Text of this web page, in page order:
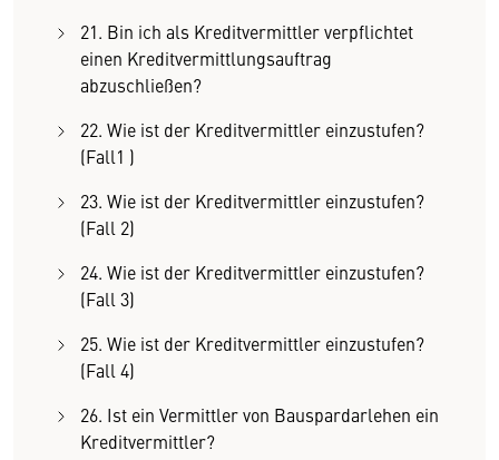
21. Bin ich als Kreditvermittler verpflichtet
einen Kreditvermittlungsauftrag
abzuschließen?
22. Wie ist der Kreditvermittler einzustufen?
(Fall1 )
23. Wie ist der Kreditvermittler einzustufen?
(Fall 2)
24. Wie ist der Kreditvermittler einzustufen?
(Fall 3)
25. Wie ist der Kreditvermittler einzustufen?
(Fall 4)
26. Ist ein Vermittler von Bauspardarlehen ein
Kreditvermittler?